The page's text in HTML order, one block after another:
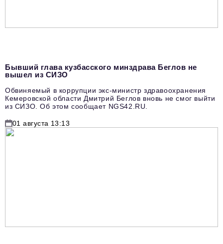
Бывший глава кузбасского минздрава Беглов не
вышел из СИЗО
Обвиняемый в коррупции экс-министр здравоохранения
Кемеровской области Дмитрий Беглов вновь не смог выйти
из СИЗО. Об этом сообщает NGS42.RU.
01 августа 13:13